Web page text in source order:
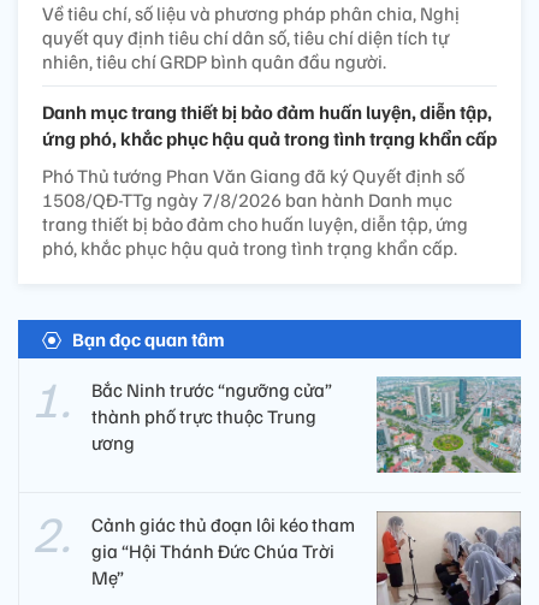
Về tiêu chí, số liệu và phương pháp phân chia, Nghị
quyết quy định tiêu chí dân số, tiêu chí diện tích tự
nhiên, tiêu chí GRDP bình quân đầu người.
Danh mục trang thiết bị bảo đảm huấn luyện, diễn tập,
ứng phó, khắc phục hậu quả trong tình trạng khẩn cấp
Phó Thủ tướng Phan Văn Giang đã ký Quyết định số
1508/QĐ-TTg ngày 7/8/2026 ban hành Danh mục
trang thiết bị bảo đảm cho huấn luyện, diễn tập, ứng
phó, khắc phục hậu quả trong tình trạng khẩn cấp.
Bạn đọc quan tâm
Bắc Ninh trước “ngưỡng cửa”
thành phố trực thuộc Trung
ương
Cảnh giác thủ đoạn lôi kéo tham
gia “Hội Thánh Đức Chúa Trời
Mẹ”